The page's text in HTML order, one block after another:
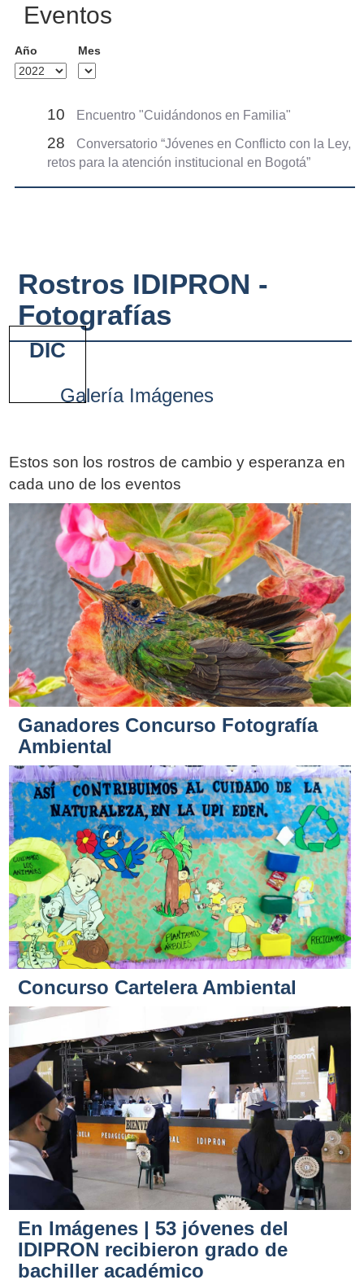
Eventos
Año Mes
10 Encuentro "Cuidándonos en Familia"
28
Conversatorio “Jóvenes en Conflicto con la Ley,
retos para la atención institucional en Bogotá”
Rostros IDIPRON -
Fotografías
Galería Imágenes
Estos son los rostros de cambio y esperanza en
cada uno de los eventos
Ganadores Concurso Fotografía
Ambiental
Concurso Cartelera Ambiental
En Imágenes | 53 jóvenes del
IDIPRON recibieron grado de
bachiller académico
DIC